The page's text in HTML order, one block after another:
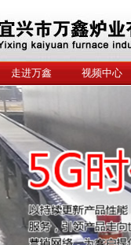
走进万鑫 视频中心
联系我们